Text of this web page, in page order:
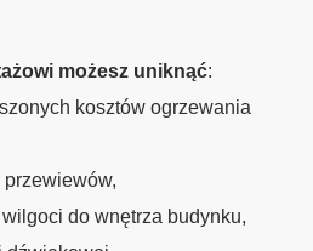
możesz uniknąć:
kosztów ogrzewania
do wnętrza budynku,